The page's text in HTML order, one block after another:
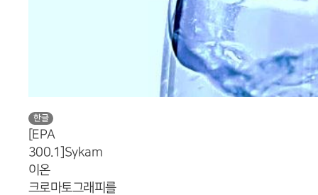
한글
[EPA
300.1]Sykam
이온
크로마토그래피를